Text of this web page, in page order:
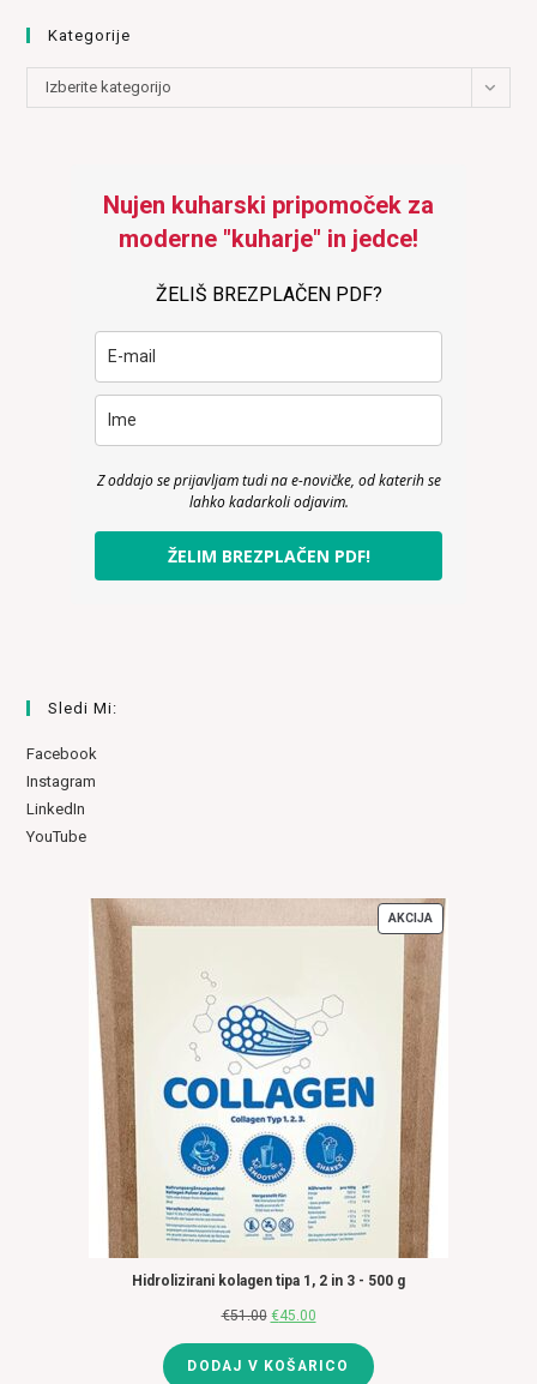
Kategorije
Kategorije
Izberite kategorijo
Nujen kuharski pripomoček za
moderne "kuharje" in jedce!
ŽELIŠ BREZPLAČEN PDF?
Z oddajo se prijavljam tudi na e-novičke, od katerih se
lahko kadarkoli odjavim.
ŽELIM BREZPLAČEN PDF!
Sledi Mi:
Facebook
Instagram
LinkedIn
YouTube
AKCIJAIZDELKI
V
AKCIJI
Hidrolizirani kolagen tipa 1, 2 in 3 - 500 g
€51.00Izvirna
cena
je
€45.00Trenutna
cena
je:
DODAJ V KOŠARICO